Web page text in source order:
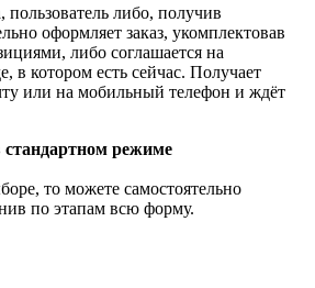
пользователь либо, получив
оформляет заказ, укомплектовав
либо соглашается на
в котором есть сейчас. Получает
или на мобильный телефон и ждёт
стандартном режиме
то можете самостоятельно
по этапам всю форму.